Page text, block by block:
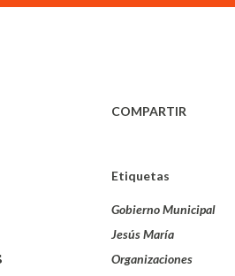
COMPARTIR
Etiquetas
Gobierno Municipal
Jesús María
Organizaciones